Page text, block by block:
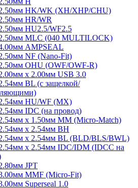
HK/WK (XH/XHP/CHU)
HR/WR
HU2.5/WF2.5
MLC (040 MULTILOCK)
AMPSEAL
NF (Nano-Fit)
OHU (OWF/OWF-R)
x 2.00мм USB 3.0
BL (с защелкой/
HU/WF (MX)
IDC (на провод)
х 1.50мм MM (Micro-Match)
х 2.54мм BH
х 2.54мм BL (BLD/BLS/BWL)
х 2.54мм IDC/IDM (IDCC на
JPT
MMF (Micro-Fit)
Superseal 1.0